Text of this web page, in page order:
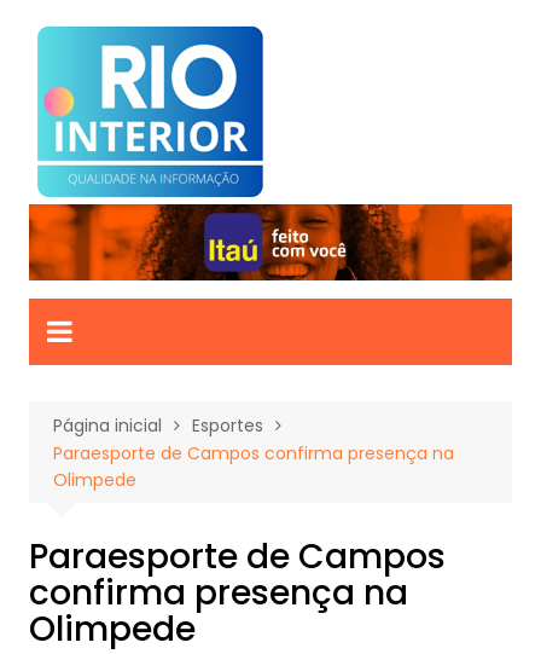
para
conteúdo
Página inicial
Esportes
Paraesporte de Campos confirma presença na
Olimpede
Paraesporte de Campos
confirma presença na
Olimpede